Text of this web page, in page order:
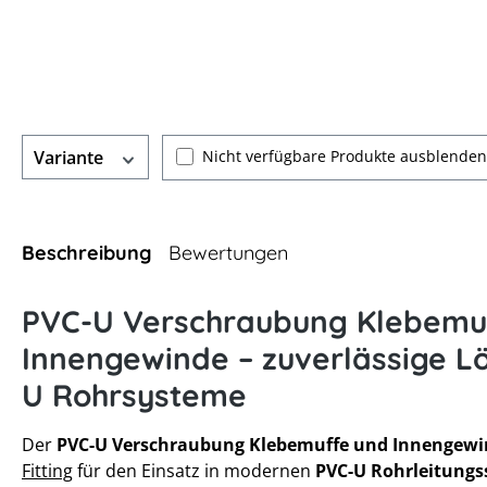
Variante Nicht verfügbare Produkte ausblenden
Beschreibung Bewertungen
PVC-U Verschraubung
Innengewinde – zuverlässige
U Rohrsysteme
Der PVC-U Verschraubung Klebemuffe und
Fittingfür den Einsatz in modernen PVC-U